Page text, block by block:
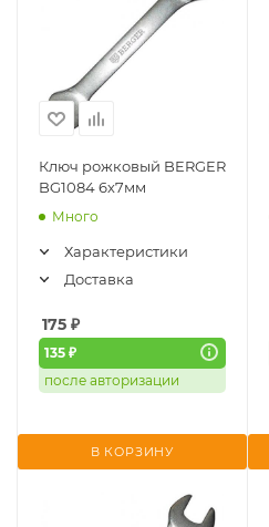
Ключ рожковый BERGER
BG1084 6х7мм
Много
Характеристики
Доставка
175 ₽
135 ₽
после авторизации
В КОРЗИНУ